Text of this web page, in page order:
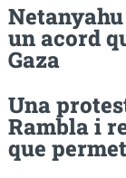
un acord
Gaza
Una
Rambla i
que